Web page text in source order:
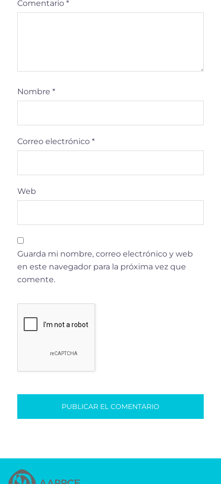
Comentario *
Nombre *
Correo electrónico *
Web
Guarda mi nombre, correo electrónico y web
en este navegador para la próxima vez que
comente.